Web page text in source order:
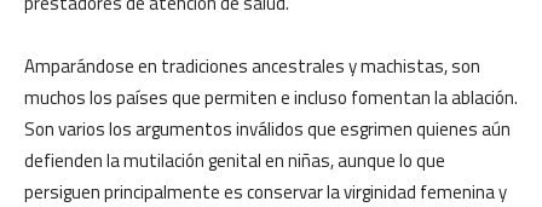
Amparándose en tradiciones ancestrales y machistas, son
muchos los países que permiten e incluso fomentan la ablación.
Son varios los argumentos inválidos que esgrimen quienes aún
defienden la mutilación genital en niñas, aunque lo que
persiguen principalmente es conservar la virginidad femenina y